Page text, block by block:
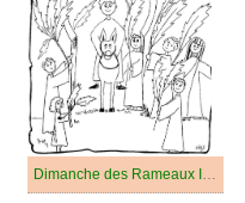
Dimanche des Rameaux Imprimable